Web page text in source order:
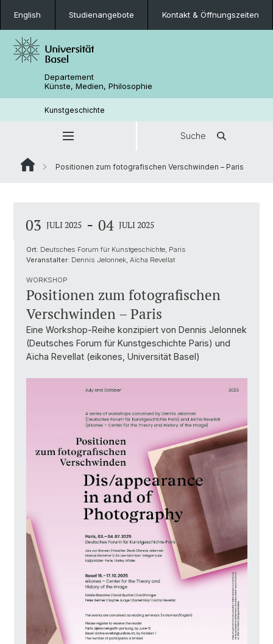
English Studienangebote Kontakt & Öffnungszeiten
Departement
Künste, Medien, Philosophie
Kunstgeschichte
Suche
Positionen zum fotografischen Verschwinden – Paris
03 JULI 2025 - 04 JULI 2025
Ort: Deutsches Forum für Kunstgeschichte, Paris
Veranstalter: Dennis Jelonnek, Aïcha Revellat
WORKSHOP
Positionen zum fotografischen
Verschwinden – Paris
Eine Workshop-Reihe konzipiert von Dennis Jelonnek
(Deutsches Forum für Kunstgeschichte Paris) und
Aïcha Revellat (eikones, Universität Basel)